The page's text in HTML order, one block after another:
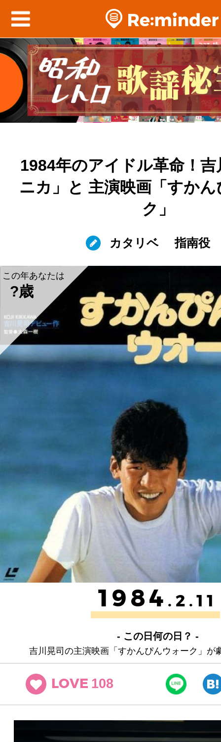
1984年のアイドル革命！吉
ニカ」と 主演映画「すか
ク」
カタリベ 指南役
この年あなたは
?歳
1984 .2.11
- この日何の日？ -
吉川晃司の主演映画「すかんぴんウォーク」が
LOVE 108